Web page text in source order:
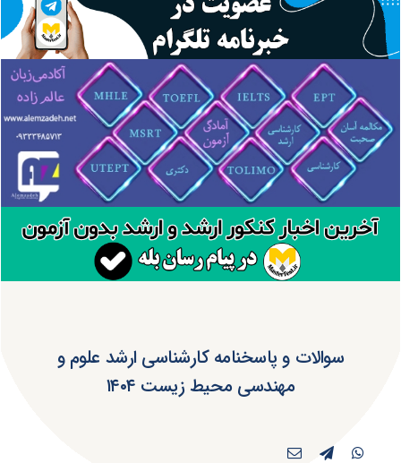
سوالات و پاسخنامه کارشناسی ارشد علوم و
مهندسی محیط زیست ۱۴۰۴